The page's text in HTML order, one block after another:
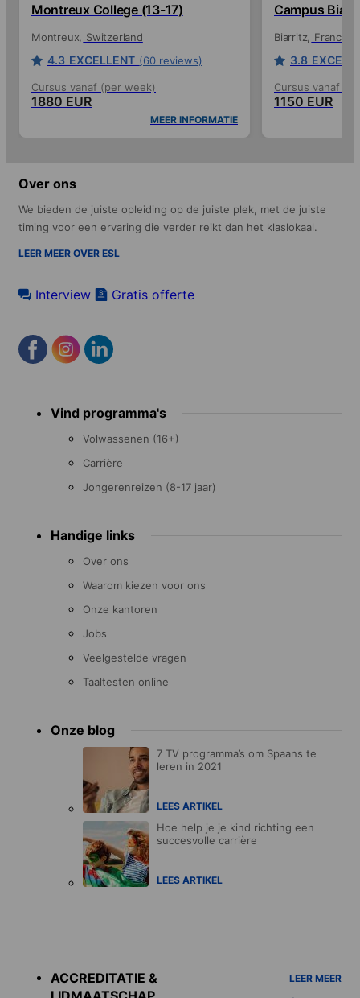
Montreux College (13-17)
Montreux Switzerland
4.3 EXCELLENT (60 reviews)
Cursus vanaf (per week)
1880 EUR
MEER INFORMATIE
Campus
Biarritz France
3.8
Cursus vanaf
1150 EUR
Over ons
We bieden de juiste opleiding op de juiste plek, met de juiste
timing voor een ervaring die verder reikt dan het klaslokaal.
LEER MEER OVER ESL
Interview Gratis offerte
menu Vind programma's
Volwassenen (16+)
Carrière
Jongerenreizen (8-17 jaar)
Handige links
Over ons
Waarom kiezen voor ons
Onze kantoren
Jobs
Veelgestelde vragen
Taaltesten online
Onze blog
7 TV programma’s om Spaans te
leren in 2021
LEES ARTIKEL
Hoe help je je kind richting een
succesvolle carrière
LEES ARTIKEL
ACCREDITATIE &
LEER MEER